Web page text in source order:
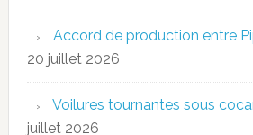
Accord de production entre
20 juillet 2026
Voilures tournantes sous
juillet 2026